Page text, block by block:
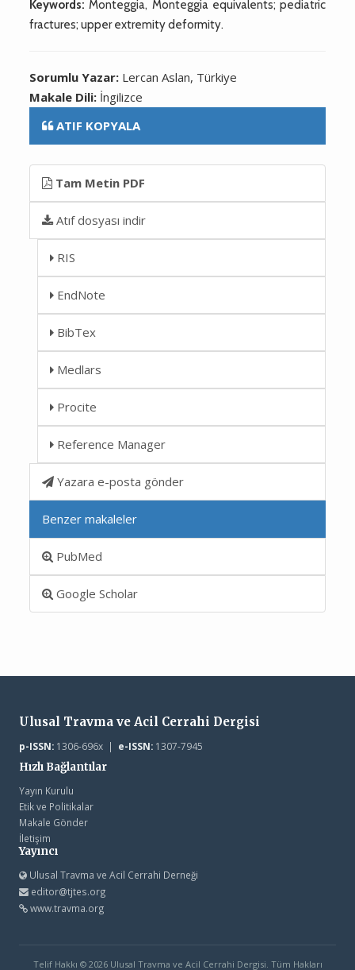
Keywords: Monteggia, Monteggia equivalents; pediatric
fractures; upper extremity deformity.
Sorumlu Yazar: Lercan Aslan, Türkiye
Makale Dili: İngilizce
ATIF KOPYALA
Tam Metin PDF
Atıf dosyası indir
RIS
EndNote
BibTex
Medlars
Procite
Reference Manager
Yazara e-posta gönder
Benzer makaleler
PubMed
Google Scholar
Ulusal Travma ve Acil Cerrahi Dergisi
p-ISSN:1306-696x | e-ISSN:1307-7945
Hızlı Bağlantılar
Yayın Kurulu
Etik ve Politikalar
Makale Gönder
İletişim
Yayıncı
Ulusal Travma ve Acil Cerrahi Derneği
editor@tjtes.org
www.travma.org
Telif Hakkı © 2026 Ulusal Travma ve Acil Cerrahi Dergisi. Tüm Hakları